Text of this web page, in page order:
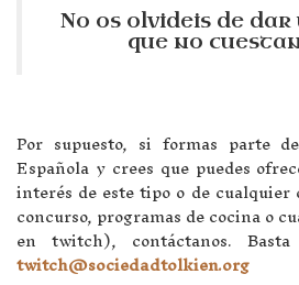
No os olvideis de dar
que no
Por supuesto, si formas parte
Española y crees que puedes
interés de este tipo o de
concurso, programas de cocina o
en twitch), contáctanos.
twitch@sociedadtolkien.org